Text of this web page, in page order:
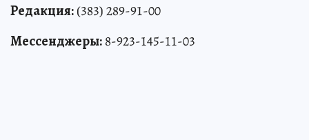
Редакция:(383) 289-91-00
Мессенджеры:8-923-145-11-03